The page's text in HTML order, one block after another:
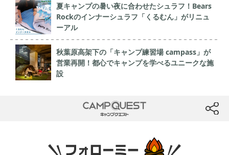
夏キャンプの暑い夜に合わせたシュラフ！Bears
Rockのインナーシュラフ「くるむん」がリニュ
ーアル
秋葉原高架下の「キャンプ練習場 campass」が
営業再開！都心でキャンプを学べるユニークな施
設
btn
CAMP QUEST
フォローミー